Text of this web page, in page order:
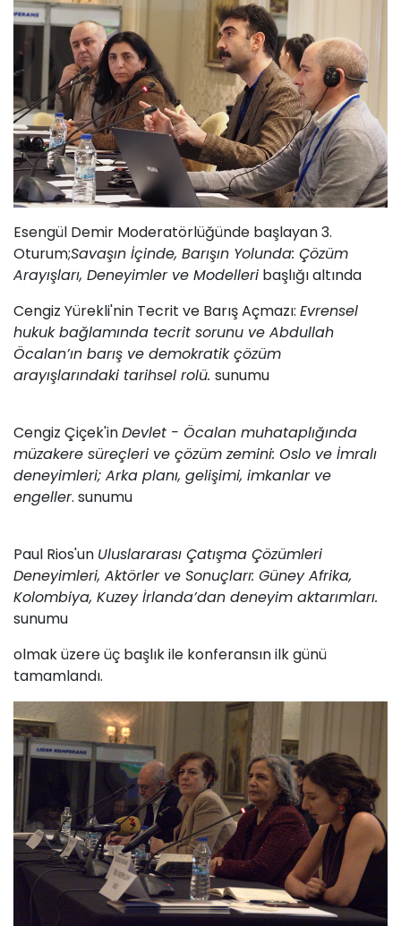
Esengül Demir Moderatörlüğünde başlayan 3.
Oturum;Savaşın İçinde, Barışın Yolunda: Çözüm
Arayışları, Deneyimler ve Modelleri başlığı altında
Cengiz Yürekli'nin Tecrit ve Barış Açmazı: Evrensel
hukuk bağlamında tecrit sorunu ve Abdullah
Öcalan’ın barış ve demokratikçözüm
arayışlarındaki tarihsel rolü. sunumu
Cengiz Çiçek'inDevlet - Öcalan muhataplığında
müzakere süreçleri ve çözüm zemini: Oslo ve İmralı
deneyimleri; Arka planı, gelişimi, imkanlar ve
engeller. sunumu
Paul Rios'un Uluslararası Çatışma Çözümleri
Deneyimleri, Aktörler ve Sonuçları: Güney Afrika,
Kolombiya, Kuzey İrlanda’dan deneyim aktarımları.
sunumu
olmak üzere üç başlık ile konferansın ilk günü
tamamlandı.